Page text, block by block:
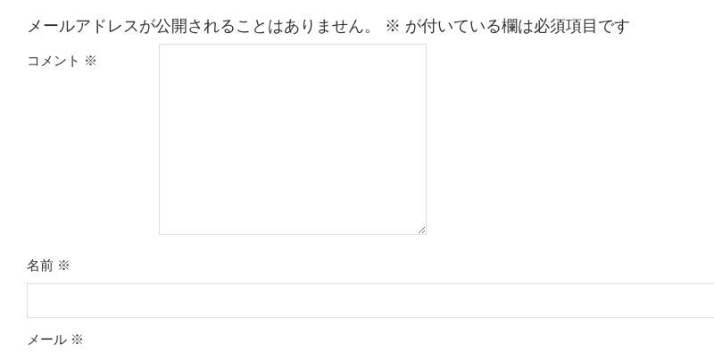
メールアドレスが公開されることはありません。 ※ が付いている欄は必須項目です
コメント ※
名前 ※
メール ※